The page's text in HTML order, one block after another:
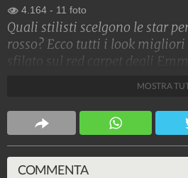
4.164 - 11 foto
Quali stilisti scelgono le star
rosso? Ecco tutti i look migliori
sfilato sul red carpet degli
MOSTRA
COMMENTA